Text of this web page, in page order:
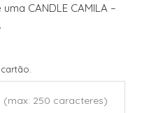
uma CANDLE CAMILA –